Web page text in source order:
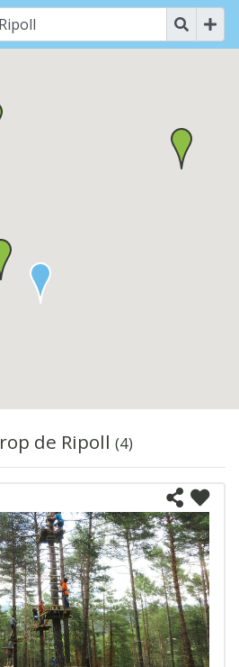
de Ripoll (4)